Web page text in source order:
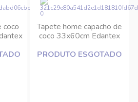
coco
Tapete home capacho de
coco 33x60cm Edantex
PRODUTO ESGOTADO